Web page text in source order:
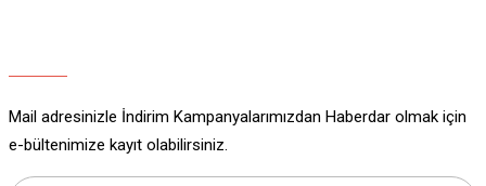
Mail adresinizle İndirim Kampanyalarımızdan Haberdar olmak için
e-bültenimize kayıt olabilirsiniz.